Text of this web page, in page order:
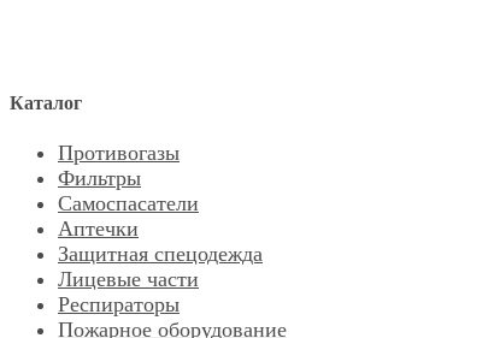
Каталог
Противогазы
Фильтры
Самоспасатели
Аптечки
Защитная спецодежда
Лицевые части
Респираторы
Пожарное оборудование